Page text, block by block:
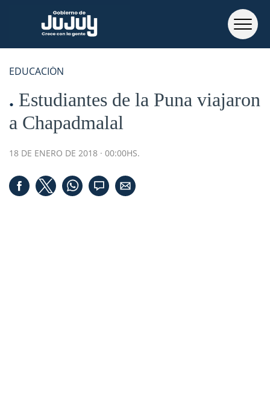
EDUCACIÓN
Estudiantes de la Puna viajaron
a Chapadmalal
18 DE ENERO DE 2018 · 00:00HS.